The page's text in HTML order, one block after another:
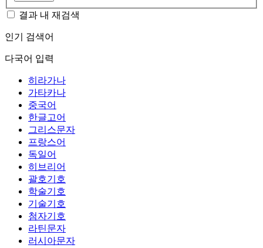
결과 내 재검색
인기 검색어
다국어 입력
히라가나
가타카나
중국어
한글고어
그리스문자
프랑스어
독일어
히브리어
괄호기호
학술기호
기술기호
첨자기호
라틴문자
러시아문자